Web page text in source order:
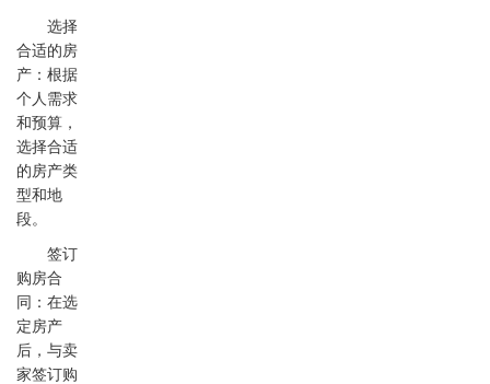
选择
合适的房
产：根据
个人需求
和预算，
选择合适
的房产类
型和地
段。
签订
购房合
同：在选
定房产
后，与卖
家签订购